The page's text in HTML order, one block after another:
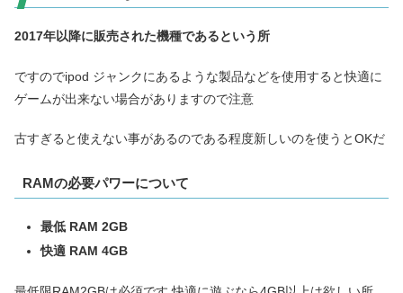
2017年以降に販売された機種であるという所
ですのでipod ジャンクにあるような製品などを使用すると快適に
ゲームが出来ない場合がありますので注意
古すぎると使えない事があるのである程度新しいのを使うとOKだ
RAMの必要パワーについて
最低 RAM 2GB
快適 RAM 4GB